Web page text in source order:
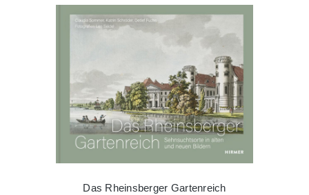
Das Rheinsberger Gartenreich